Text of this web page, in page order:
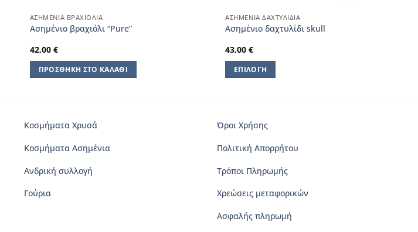
ΑΣΗΜΈΝΙΑ ΒΡΑΧΙΌΛΙΑ
Aσημένιο βραχιόλι “Pure”
42,00 €
ΠΡΟΣΘΉΚΗ ΣΤΟ ΚΑΛΆΘΙ
ΑΣΗΜΈΝΙΑ ΔΑΧΤΥΛΊΔΙΑ
Ασημένιο δαχτυλίδι skull
43,00€
ΕΠΙΛΟΓΉ
έχει
παραλλαγές.
Οι
μπορούν
επιλεγούν
Κοσμήματα Χρυσά
Κοσμήματα Ασημένια
Ανδρική συλλογή
Γούρια
Όροι Χρήσης
Πολιτική Απορρήτου
Τρόποι Πληρωμής
Χρεώσεις μεταφορικών
Ασφαλής πληρωμή